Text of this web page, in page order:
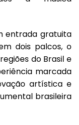
entrada gratuita
dois palcos, o
do Brasil e
marcada
artística e
brasileira